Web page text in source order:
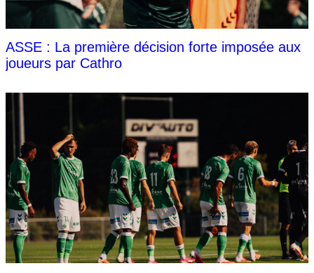
ASSE : La première décision forte imposée aux
joueurs par Cathro